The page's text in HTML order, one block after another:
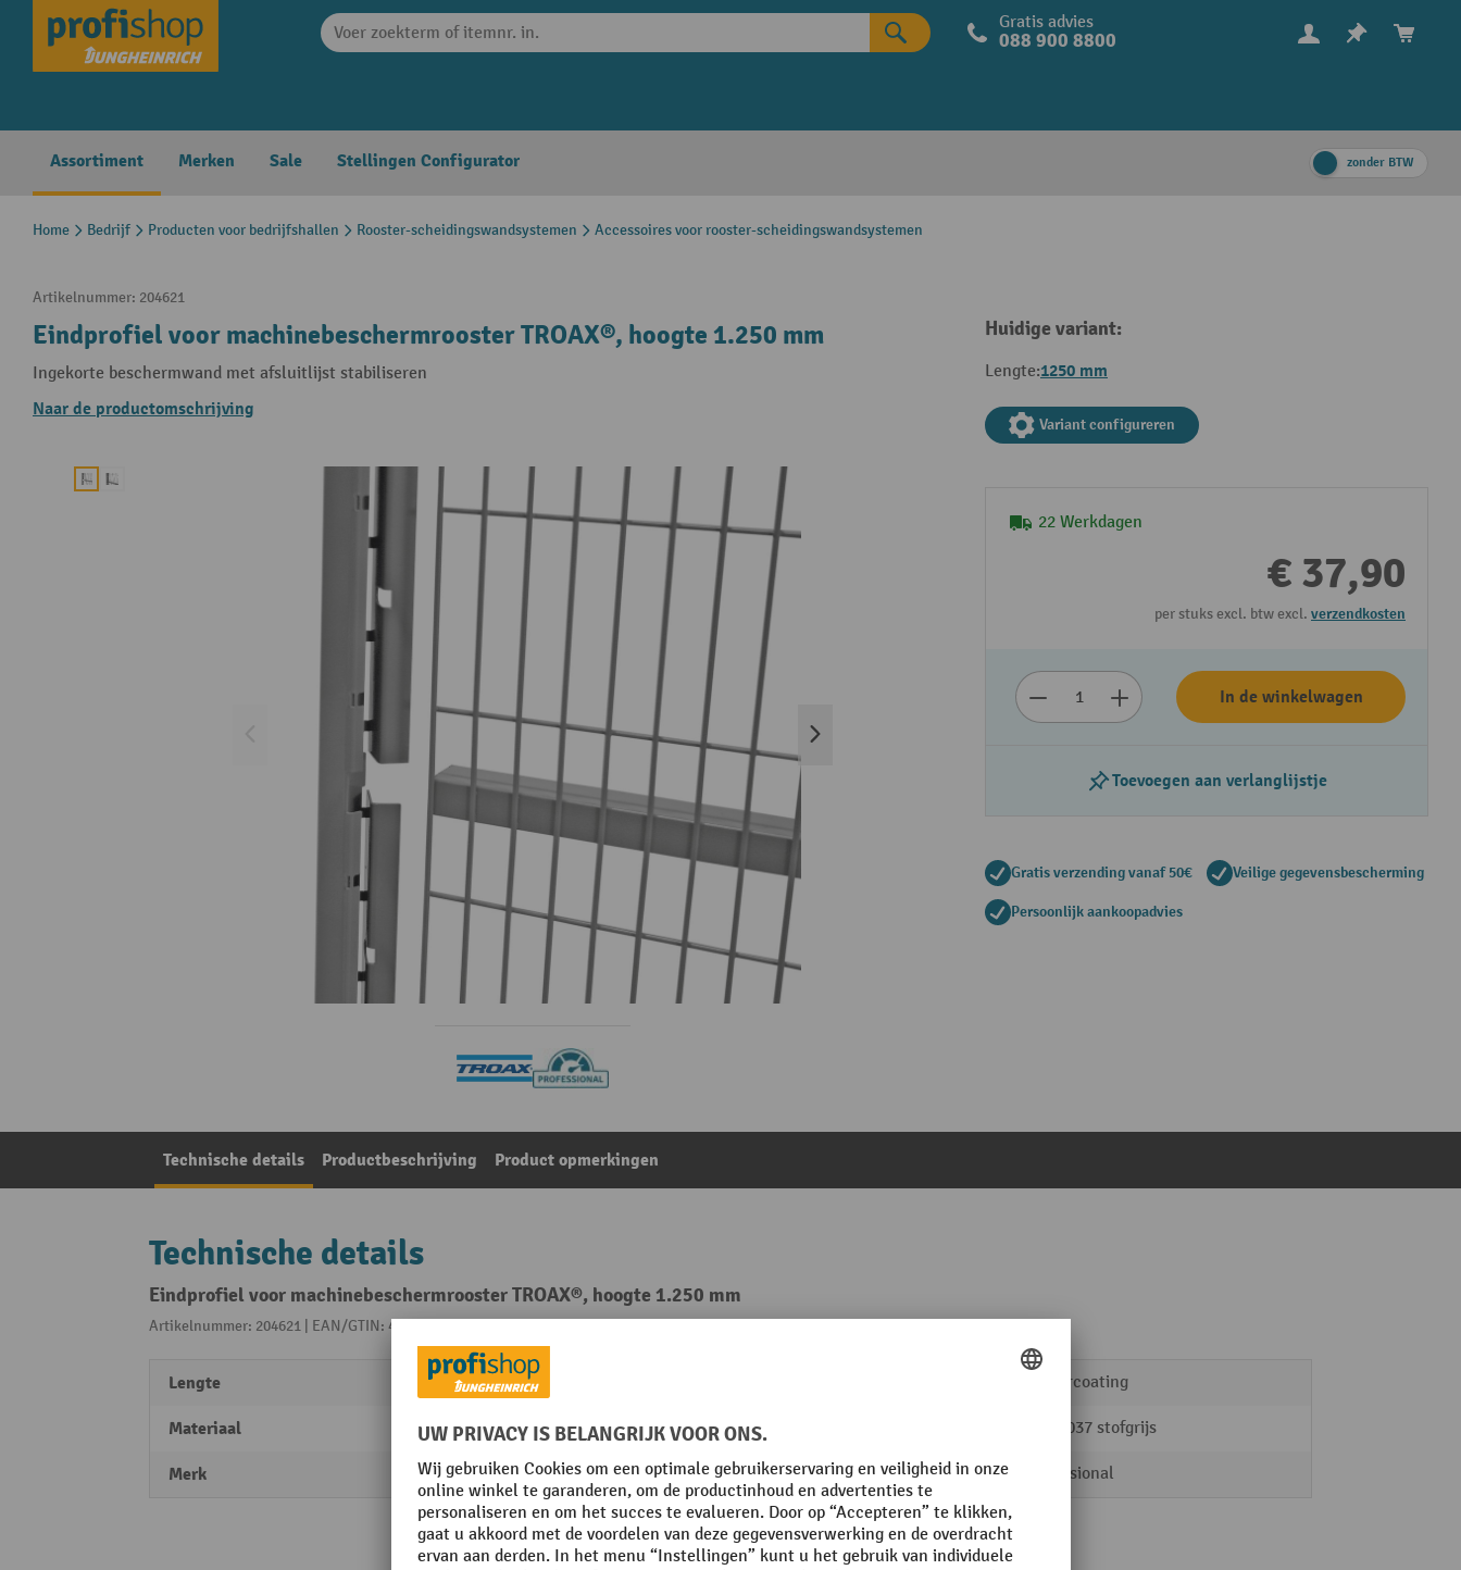
Skip to main navigation Gratis advies
088 900 8800
Assortiment Merken Sale Stellingen Configurator zonder BTW
Home Bedrijf Producten voor bedrijfshallen Rooster-scheidingswandsystemen Accessoires voor rooster-scheidingswandsystemen
Artikelnummer: 204621
Eindprofiel voor machinebeschermrooster TROAX®, hoogte 1.250 mm
Ingekorte beschermwand met afsluitlijst stabiliseren
Naar de productomschrijving
Huidige variant:
Lengte:1250 mm
Variant configureren
22 Werkdagen
€ 37,90
per stuks excl. btw excl. verzendkosten
In de winkelwagen
Toevoegen aan verlanglijstje
Gratis verzending vanaf 50€ Veilige gegevensbescherming
Persoonlijk aankoopadvies
Technische details Productbeschrijving Product opmerkingen
Technische details
Eindprofiel voor machinebeschermrooster TROAX®, hoogte 1.250 mm
Artikelnummer: 204621 | EAN/GTIN: 4055091201467
Lengte 1250 mm
Materiaal Staal
Merk TROAX®
poedercoating
RAL-kleur RAL 7037 stofgrijs
Rubriek Professional